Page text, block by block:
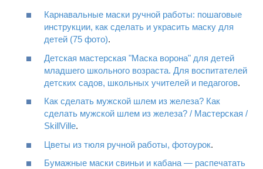
Карнавальные маски ручной работы: пошаговые
инструкции, как сделать и украсить маску для
детей (75 фото).
Детская мастерская "Маска ворона" для детей
младшего школьного возраста. Для воспитателей
детских садов, школьных учителей и педагогов.
Как сделать мужской шлем из железа? Как
сделать мужской шлем из железа? / Мастерская /
SkillVille.
Цветы из тюля ручной работы, фотоурок.
Бумажные маски свиньи и кабана — распечатать